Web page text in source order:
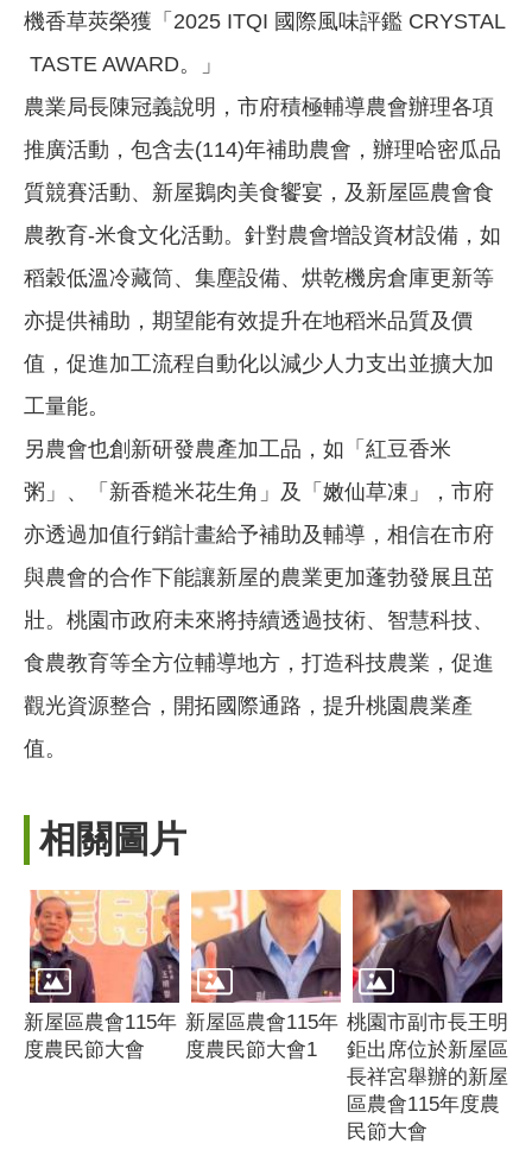
機香草莢榮獲「2025 ITQI 國際風味評鑑 CRYSTAL
TASTE AWARD。」
農業局長陳冠義說明，市府積極輔導農會辦理各項
推廣活動，包含去(114)年補助農會，辦理哈密瓜品
質競賽活動、新屋鵝肉美食饗宴，及新屋區農會食
農教育-米食文化活動。針對農會增設資材設備，如
稻穀低溫冷藏筒、集塵設備、烘乾機房倉庫更新等
亦提供補助，期望能有效提升在地稻米品質及價
值，促進加工流程自動化以減少人力支出並擴大加
工量能。
另農會也創新研發農產加工品，如「紅豆香米
粥」、「新香糙米花生角」及「嫩仙草凍」，市府
亦透過加值行銷計畫給予補助及輔導，相信在市府
與農會的合作下能讓新屋的農業更加蓬勃發展且茁
壯。桃園市政府未來將持續透過技術、智慧科技、
食農教育等全方位輔導地方，打造科技農業，促進
觀光資源整合，開拓國際通路，提升桃園農業產
值。
相關圖片
新屋區農會115年
度農民節大會
新屋區農會115年
度農民節大會1
桃園市副市長王明
鉅出席位於新屋區
長祥宮舉辦的新屋
區農會115年度農
民節大會